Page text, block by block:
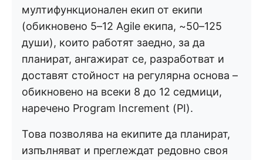
мултифункционален екип от екипи
(обикновено 5–12 Agile екипа, ~50–125
души), които работят заедно, за да
планират, ангажират се, разработват и
доставят стойност на регулярна основа –
обикновено на всеки 8 до 12 седмици,
наречено Program Increment (PI).
Това позволява на екипите да планират,
изпълняват и преглеждат редовно своя